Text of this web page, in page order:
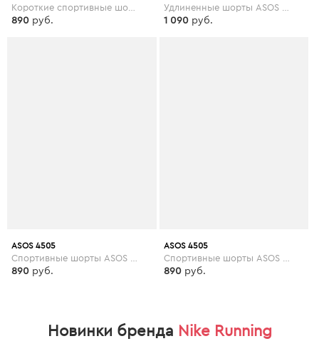
890 руб. 1 090 руб.
ASOS 4505
890 руб.
ASOS 4505
890 руб.
Новинки бренда Nike Running